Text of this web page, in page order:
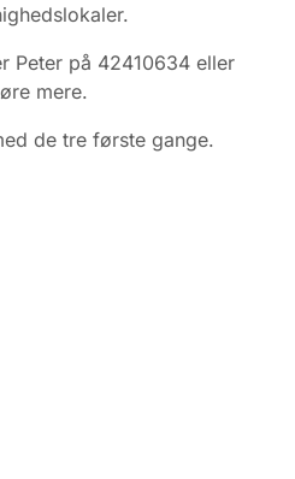
Peter på 42410634 eller
mere.
de tre første gange.